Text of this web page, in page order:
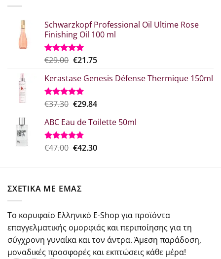
Schwarzkopf Professional Oil Ultime Rose
Finishing Oil 100 ml
Βαθμολογήθηκε
από 5
€29.00 Original
was:
€29.00.
€21.75Η
τιμή
€21.75.
Kerastase Genesis Défense Thermique 150ml
Βαθμολογήθηκε
από 5
€37.30 Original
was:
€37.30.
€29.84Η
τιμή
€29.84.
ABC Eau de Toilette 50ml
Βαθμολογήθηκε
€47.00 Original
€42.30Η
ΣΧΕΤΙΚΑ ΜΕ ΕΜΑΣ
Το κορυφαίο Ελληνικό E-Shop για προϊόντα
επαγγελματικής ομορφιάς και περιποίησης για τη
σύγχρονη γυναίκα και τον άντρα. Άμεση παράδοση,
μοναδικές προσφορές και εκπτώσεις κάθε μέρα!